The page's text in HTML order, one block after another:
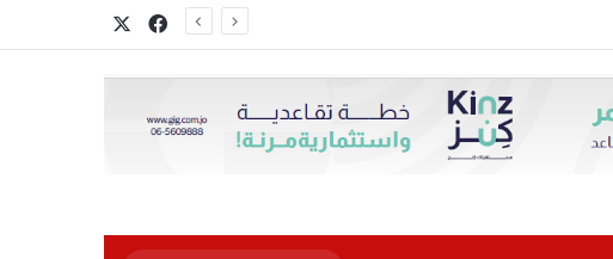
فيسبوك